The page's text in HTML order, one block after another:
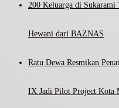
200 Keluarga di Sukarami
Hewani dari BAZNAS
Ratu Dewa Resmikan
IX Jadi Pilot Project Kota